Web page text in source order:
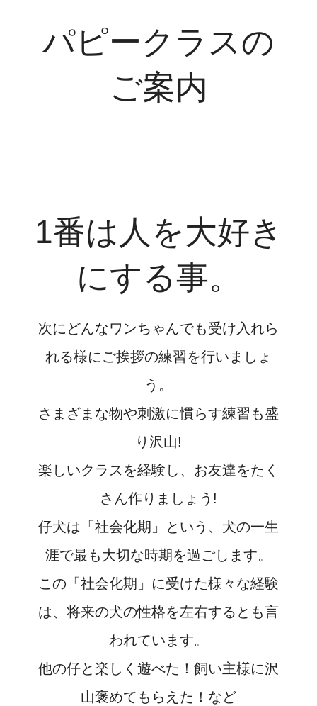
パピークラスの
ご案内
1番は人を大好き
にする事。
次にどんなワンちゃんでも受け入れら
れる様にご挨拶の練習を行いましょ
う。
さまざまな物や刺激に慣らす練習も盛
り沢山!
楽しいクラスを経験し、お友達をたく
さん作りましょう!
仔犬は「社会化期」という、犬の一生
涯で最も大切な時期を過ごします。
この「社会化期」に受けた様々な経験
は、将来の犬の性格を左右するとも言
われています。
他の仔と楽しく遊べた！飼い主様に沢
山褒めてもらえた！など